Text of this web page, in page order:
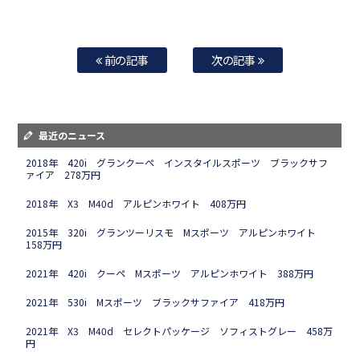
前の記事 次の記事
最近のニュース
2018年 420i グランクーペ インスタイルスポーツ ブラックサフ
ァイア 278万円
2018年 X3 M40d アルピンホワイト 408万円
2015年 320i グランツーリスモ Mスポーツ アルピンホワイト
158万円
2021年 420i クーペ Mスポーツ アルピンホワイト 388万円
2021年 530i Mスポーツ ブラックサファイア 418万円
2021年 X3 M40d セレクトパッケージ ソフィストグレー 458万
円